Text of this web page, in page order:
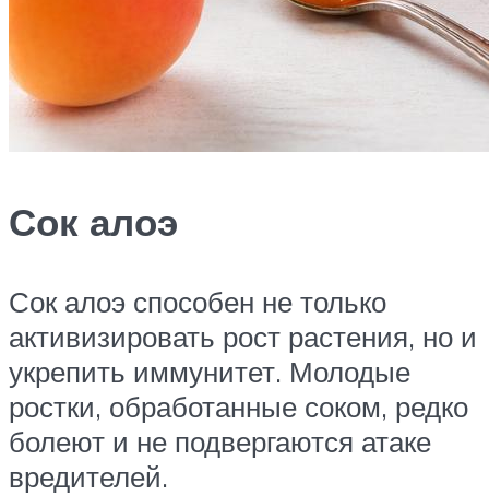
Сок алоэ
Сок алоэ способен не только
активизировать рост растения, но и
укрепить иммунитет. Молодые
ростки, обработанные соком, редко
болеют и не подвергаются атаке
вредителей.